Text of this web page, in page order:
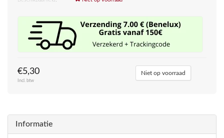
€5,30
Incl. btw
Niet op voorraad
Informatie